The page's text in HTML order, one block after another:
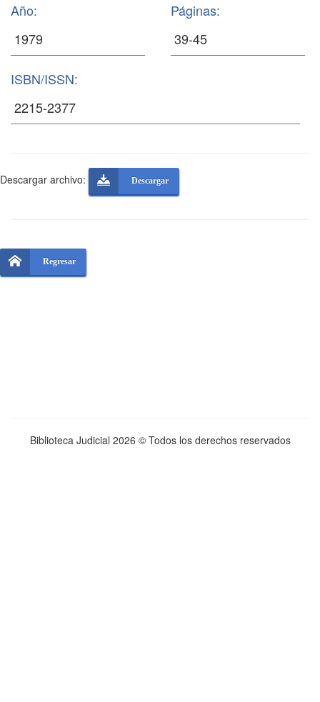
Año: Páginas:
ISBN/ISSN:
Descargar archivo: Descargar
Regresar
Biblioteca Judicial 2026 © Todos los derechos reservados